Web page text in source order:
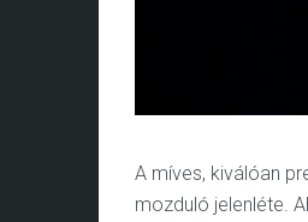
A míves, kiválóan
mozduló jelenléte.